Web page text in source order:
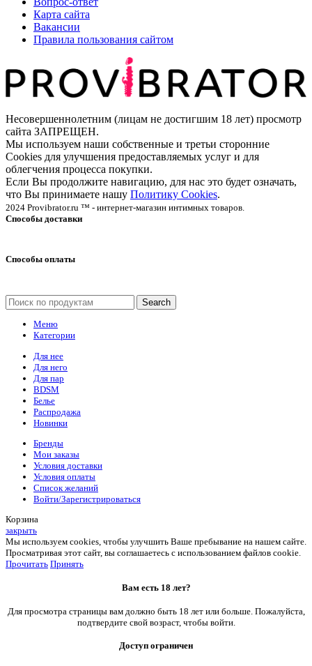
Карта сайта
Вакансии
Правила пользования сайтом
Несовершеннолетним (лицам не достигшим 18 лет) просмотр
сайта ЗАПРЕЩЕН.
Мы используем наши собственные и третьи сторонние
Cookies для улучшения предоставляемых услуг и для
облегчения процесса покупки.
Если Вы продолжите навигацию, для нас это будет означать,
что Вы принимаете нашу Политику Cookies.
2024 Provibrator.ru ™ - интернет-магазин интимных товаров.
Способы доставки
Способы оплаты
Search
Меню
Категории
Для нее
Для него
Для пар
BDSM
Белье
Распродажа
Новинки
Бренды
Мои заказы
Условия доставки
Условия оплаты
Список желаний
Войти/Зарегистрироваться
Корзина
закрыть
Мы используем cookies, чтобы улучшить Ваше пребывание на нашем сайте.
Просматривая этот сайт, вы соглашаетесь с использованием файлов cookie.
Прочитать Принять
Вам есть 18 лет?
Для просмотра страницы вам должно быть 18 лет или больше. Пожалуйста,
подтвердите свой возраст, чтобы войти.
Доступ ограничен